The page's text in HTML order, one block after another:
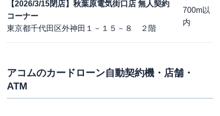
【2026/3/15閉店】秋葉原電気街口店 無人契約
コーナー
東京都千代田区外神田１－１５－８ ２階
700m以
内
アコムのカードローン自動契約機・店舗・
ATM